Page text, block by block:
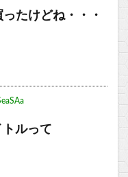
たけどね・・・
ルって